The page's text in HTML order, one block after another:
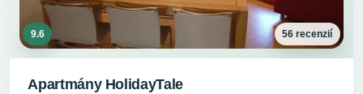
9.6 56 recenzií
Apartmány HolidayTale